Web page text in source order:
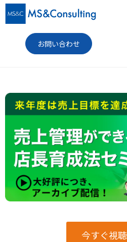
お問い合わせ
セミナー
導入事例
コラム
ニュース
企業情報
今すぐ視